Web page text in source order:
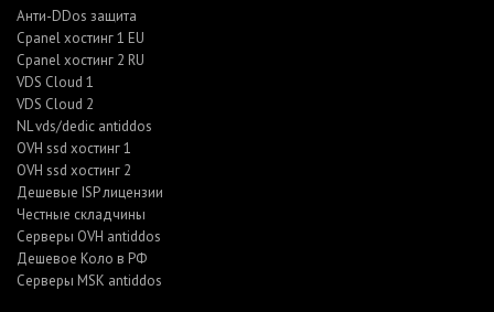
Анти-DDos защита
Cpanel хостинг 1 EU
Cpanel хостинг 2 RU
VDS Cloud 1
VDS Cloud 2
NL vds/dedic antiddos
OVH ssd хостинг 1
OVH ssd хостинг 2
Дешевые ISP лицензии
Честные складчины
Серверы OVH antiddos
Дешевое Коло в РФ
Серверы MSK antiddos